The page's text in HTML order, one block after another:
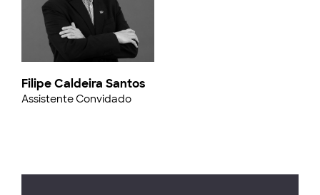
Filipe Caldeira Santos
Assistente Convidado